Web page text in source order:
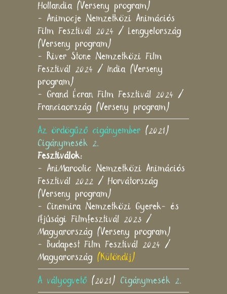
Hollandia (Verseny program)
- Animocje Nemzetközi Animációs
Film Fesztivál 2024 / Lengyelország
(Verseny program)
- River Stone Nemzetközi Film
Fesztivál 2024 / India (Verseny
program)
- Grand Écran Film Fesztivál 2024 /
Franciaország (Verseny program)
Az ördögűző cigányember (2021)
Cigánymesék 2.
Fesztiválok:
- AniMaroolic Nemzetközi Animációs
Fesztivál 2022 / Horvátország
(Verseny program)
- Cinemira Nemzetközi Gyerek- és
Ifjúsági Filmfesztivál 2023 /
Magyarország (Verseny program)
- Budapest Film Fesztivál 2024 /
Magyarország (Különdíj)
A vályogvető (2021) Cigánymesék 2.